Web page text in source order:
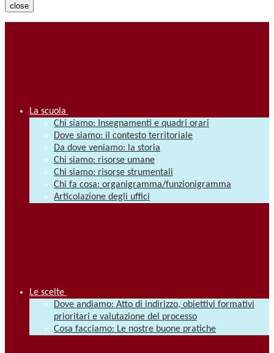
close
La scuola
Chi siamo: Insegnamenti e quadri orari
Dove siamo: il contesto territoriale
Da dove veniamo: la storia
Chi siamo: risorse umane
Chi siamo: risorse strumentali
Chi fa cosa: organigramma/funzionigramma
Articolazione degli uffici
Le scelte
Dove andiamo: Atto di indirizzo, obiettivi formativi
prioritari e valutazione del processo
Cosa facciamo: Le nostre buone pratiche